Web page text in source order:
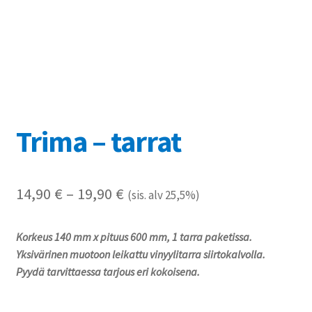
Teollisuus & Kiinteistö
Toimitusehdot
Värikartta
Kassa
Trima – tarrat
14,90 € – 19,90 €Hintaluokka:
-
19,90 €
(sis. alv 25,5%)
Korkeus 140 mm x pituus 600 mm, 1 tarra paketissa.
Yksivärinen muotoon leikattu vinyylitarra siirtokalvolla.
Pyydä tarvittaessa tarjous eri kokoisena.